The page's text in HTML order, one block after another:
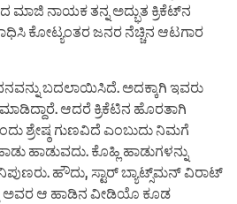
ಮಾಜಿ ನಾಯಕ ತನ್ನ ಅದ್ಭುತ ಕ್ರಿಕೆಟ್‌ನ
ಕೋಟ್ಯಂತರ ಜನರ ನೆಚ್ಚಿನ ಆಟಗಾರ
ಬದಲಾಯಿಸಿದೆ. ಅದಕ್ಕಾಗಿ ಇವರು
ಮಾಡಿದ್ದಾರೆ. ಆದರೆ ಕ್ರಿಕೆಟಿನ ಹೊರತಾಗಿ
ಶ್ರೇಷ್ಠ ಗುಣವಿದೆ ಎಂಬುದು ನಿಮಗೆ
ಹಾಡುವದು. ಕೊಹ್ಲಿ ಹಾಡುಗಳನ್ನು
ಹೌದು, ಸ್ಟಾರ್ ಬ್ಯಾಟ್ಸ್‌ಮನ್ ವಿರಾಟ್
ಅವರ ಆ ಹಾಡಿನ ವೀಡಿಯೊ ಕೂಡ